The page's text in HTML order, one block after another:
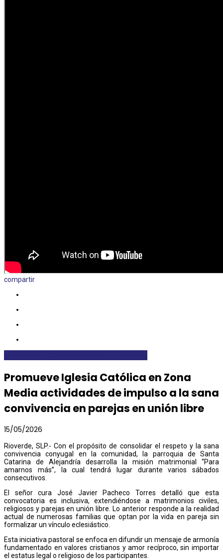
compartir
Promueve Iglesia Católica en Zona
Media actividades de impulso a la sana
convivencia en parejas en unión libre
15/05/2026
Rioverde, SLP.- Con el propósito de consolidar el respeto y la sana
convivencia conyugal en la comunidad, la parroquia de Santa
Catarina de Alejandría desarrolla la misión matrimonial “Para
amarnos más”, la cual tendrá lugar durante varios sábados
consecutivos.
El señor cura José Javier Pacheco Torres detalló que esta
convocatoria es inclusiva, extendiéndose a matrimonios civiles,
religiosos y parejas en unión libre. Lo anterior responde a la realidad
actual de numerosas familias que optan por la vida en pareja sin
formalizar un vínculo eclesiástico.
Esta iniciativa pastoral se enfoca en difundir un mensaje de armonía
fundamentado en valores cristianos y amor recíproco, sin importar
el estatus legal o religioso de los participantes.